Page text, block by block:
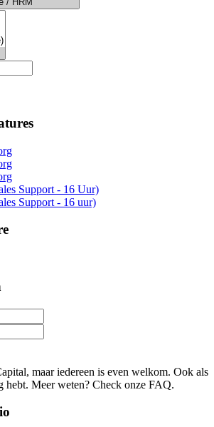
Support - 16 Uur)
Support - 16 uur)
maar iedereen is even welkom. Ook als
hebt. Meer weten? Check onze FAQ.